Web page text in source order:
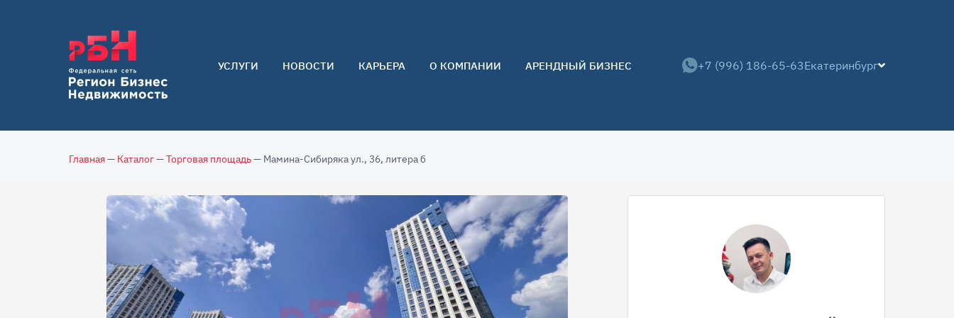
УСЛУГИ
Покупателям
НОВОСТИ КАРЬЕРА О КОМПАНИИ
Команда
Контакты
АРЕНДНЫЙ БИЗНЕС +7 (996) 186-65-63Екатеринбург
Главная— Каталог—Торговая площадь— Мамина-Сибиряка ул., 36, литера б